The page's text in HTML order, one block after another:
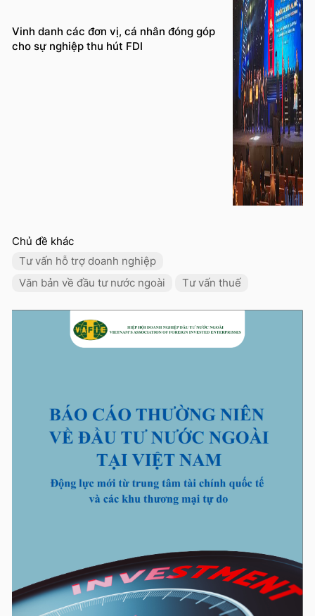
Vinh danh các đơn vị, cá nhân đóng góp
cho sự nghiệp thu hút FDI
Chủ đề khác
Tư vấn hỗ trợ doanh nghiệp
Văn bản về đầu tư nước ngoài
Tư vấn thuế